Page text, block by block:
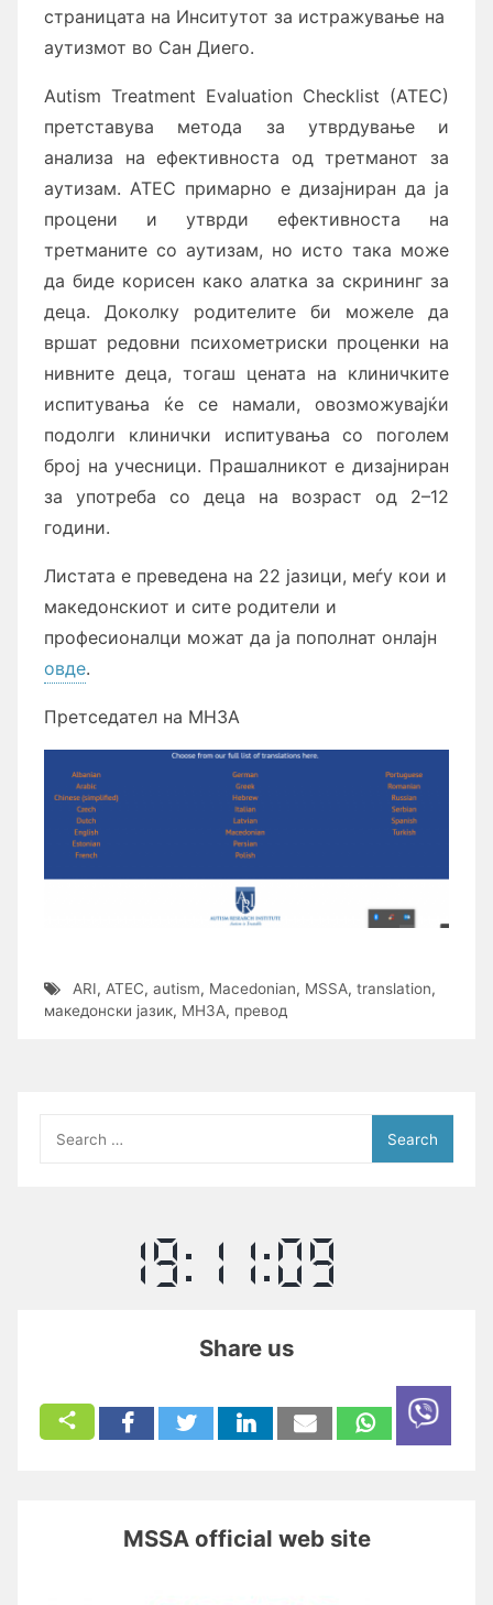
страницата на Инситутот за истражување на
аутизмот во Сан Диего.
Autism Treatment Evaluation Checklist (ATEC)
претставува метода зa утврдување и
анализа на ефективноста од третманот за
аутизам. ATEC примарно е дизајниран да ја
процени и утврди ефективноста на
третманите со аутизам, но исто така може
да биде корисен како алатка за скрининг за
деца. Доколку родителите би можеле да
вршат редовни психометриски проценки на
нивните деца, тогаш цената на клиничките
испитувања ќе се намали, овозможувајќи
подолги клинички испитувања со поголем
број на учесници. Прашалникот е дизајниран
за употреба со деца на возраст од 2–12
години.
Листата е преведена на 22 јазици, меѓу кои и
македонскиот и сите родители и
професионалци можат да ја пополнат онлајн
овде.
Претседател на МНЗА
ARI, ATEC, autism, Macedonian, MSSA, translation,
македонски јазик, МНЗА, превод
for:
Share us
MSSA official web site